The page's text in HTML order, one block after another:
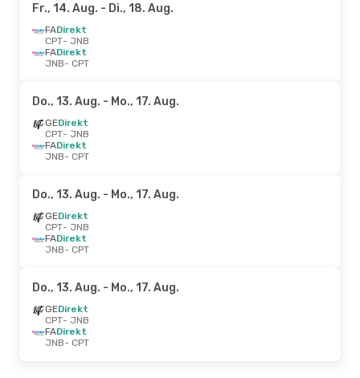
Fr., 14. Aug. - Di., 18. Aug.
FADirekt
CPT- JNB
FADirekt
JNB- CPT
Do., 13. Aug. - Mo., 17. Aug.
GEDirekt
CPT- JNB
FADirekt
JNB- CPT
Do., 13. Aug. - Mo., 17. Aug.
GEDirekt
CPT- JNB
FADirekt
JNB- CPT
Do., 13. Aug. - Mo., 17. Aug.
GEDirekt
CPT- JNB
FADirekt
JNB- CPT